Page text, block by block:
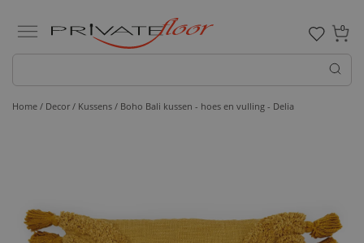
0
Home / Decor / Kussens / Boho Bali kussen - hoes en vulling - Delia